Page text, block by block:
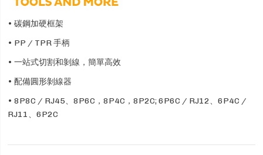
• 碳鋼加硬框架
• PP / TPR 手柄
• 一站式切割和剝線，簡單高效
• 配備圓形剝線器
• 8P8C / RJ45、8P6C，8P4C，8P2C; 6P6C / RJ12、6P4C /
RJ11、6P2C